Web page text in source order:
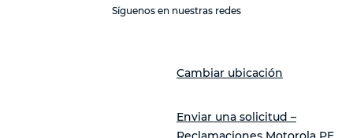
Síguenos en nuestras redes
Cambiar ubicación
Enviar una solicitud –